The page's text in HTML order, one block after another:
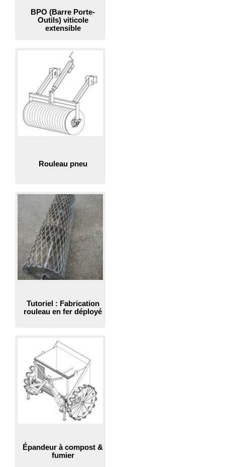
BPO (Barre Porte-
Outils) viticole
extensible
Rouleau pneu
Tutoriel : Fabrication
rouleau en fer déployé
Épandeur à compost &
fumier